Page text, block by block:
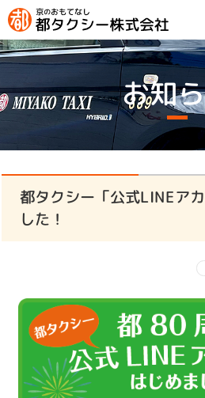
お知
都タクシー「公式LINEア
した！